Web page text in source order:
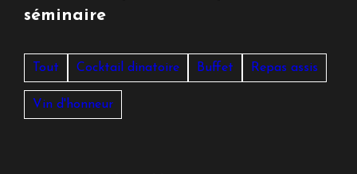
séminaire
Tout Cocktail dinatoire Buffet Repas assis
Vin d'honneur